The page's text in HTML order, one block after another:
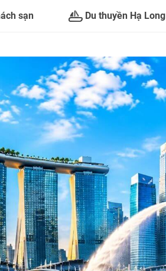
sạn Du thuyền Hạ Long